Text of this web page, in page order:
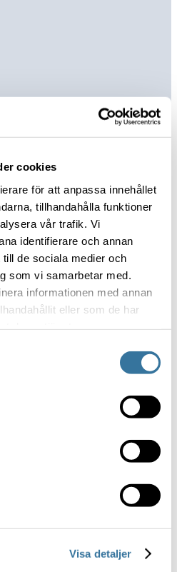
cookies
för att anpassa innehållet
tillhandahålla funktioner
vår trafik. Vi
identifierare och annan
de sociala medier och
som vi samarbetar med.
informationen med annan
eller som de har
Visa detaljer